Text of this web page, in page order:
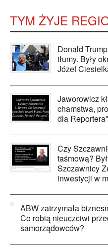
TYM ŻYJE
Donald
tłumy. Były
Józef
Jaworowicz
chamstwa,
dla Reportera"
Czy
taśmową?
Szczawnicy
inwestycji w
ABW zatrzymała
Co robią nieuczciwi
samorządowców?